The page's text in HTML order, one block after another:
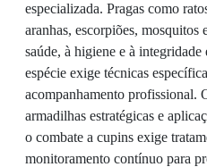
especializada. Pragas como
aranhas, escorpiões, mosquitos
saúde, à higiene e à
espécie exige técnicas
acompanhamento profissional.
armadilhas estratégicas e
o combate a cupins exige
monitoramento contínuo para